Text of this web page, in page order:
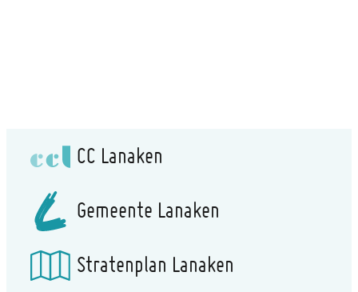
CC Lanaken
Gemeente Lanaken
Stratenplan Lanaken